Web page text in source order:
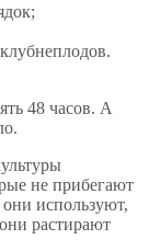
48 часов. А
не прибегают
используют,
растирают